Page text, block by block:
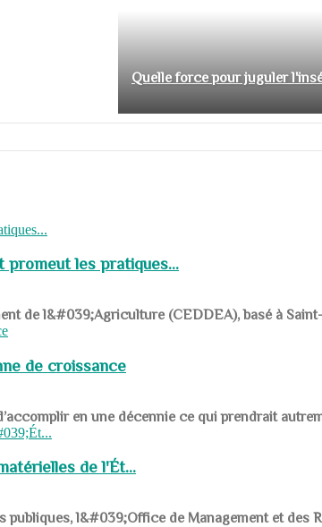
Quelle force pour juguler
promeut les pratiques...
de l&#039;Agriculture (CEDDEA), basé à
de croissance
en une décennie ce qui prendrait
de l'Ét...
l&#039;Office de Management et des